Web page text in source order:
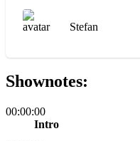
Stefan
Shownotes:
00:00:00
Intro